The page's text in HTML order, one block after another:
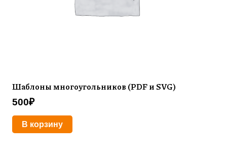
Шаблоны многоугольников (PDF и SVG)
500₽
В корзину